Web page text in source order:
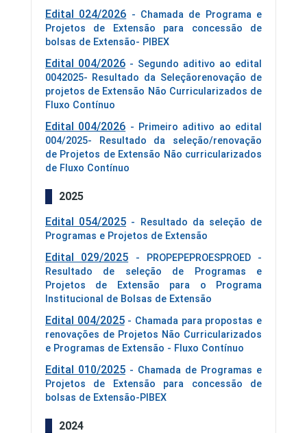
Edital 024/2026 - Chamada de Programa e
Projetos de Extensão para concessão de
bolsas de Extensão- PIBEX
Edital 004/2026- Segundo aditivo ao edital
0042025- Resultado da Seleçãorenovação de
projetos de Extensão Não Curricularizados de
Fluxo Contínuo
Edital 004/2026 - Primeiro aditivo ao edital
004/2025- Resultado da seleção/renovação
de Projetos de Extensão Não curricularizados
de Fluxo Contínuo
2025
Edital 054/2025 - Resultado da seleção de
Programas e Projetos de Extensão
Edital 029/2025 - PROPEPEPROESPROED -
Resultado de seleção de Programas e
Projetos de Extensão para o Programa
Institucional de Bolsas de Extensão
Edital 004/2025- Chamada para propostas e
renovações de Projetos Não Curricularizados
e Programas de Extensão - Fluxo Contínuo
Edital 010/2025- Chamada de Programas e
Projetos de Extensão para concessão de
bolsas de Extensão-PIBEX
2024